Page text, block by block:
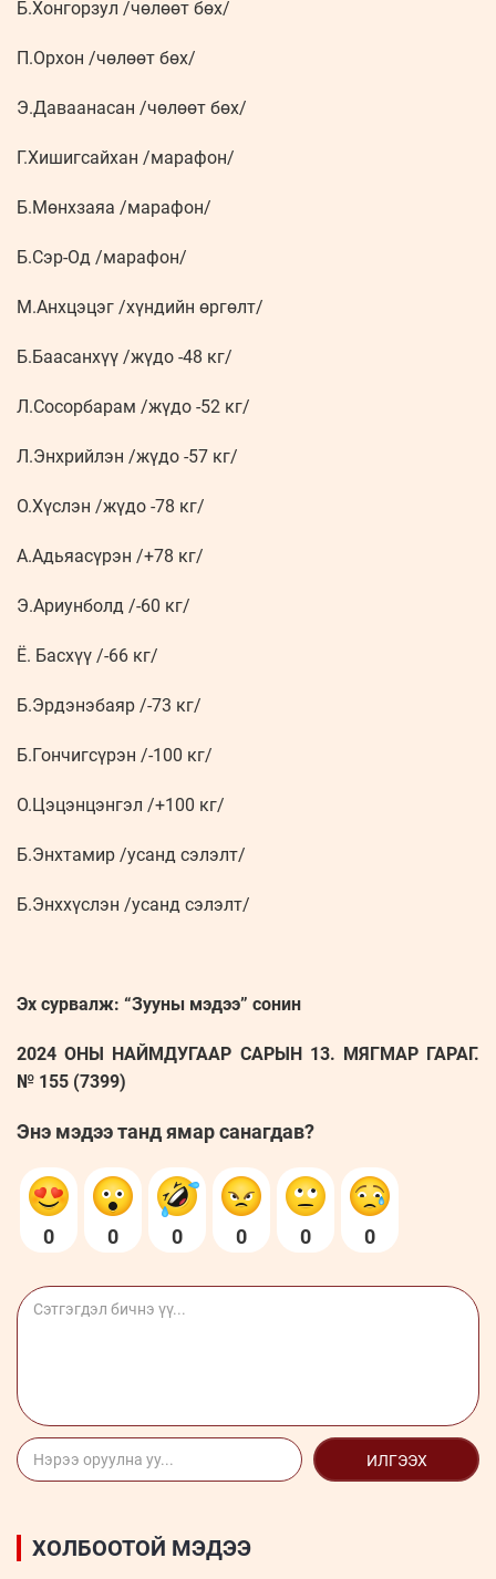
Б.Хонгорзул /чөлөөт бөх/
П.Орхон /чөлөөт бөх/
Э.Даваанасан /чөлөөт бөх/
Г.Хишигсайхан /марафон/
Б.Мөнхзаяа /марафон/
Б.Сэр-Од /марафон/
М.Анхцэцэг /хүндийн өргөлт/
Б.Баасанхүү /жүдо -48 кг/
Л.Сосорбарам /жүдо -52 кг/
Л.Энхрийлэн /жүдо -57 кг/
О.Хүслэн /жүдо -78 кг/
А.Адьяасүрэн /+78 кг/
Э.Ариунболд /-60 кг/
Ё. Басхүү /-66 кг/
Б.Эрдэнэбаяр /-73 кг/
Б.Гончигсүрэн /-100 кг/
О.Цэцэнцэнгэл /+100 кг/
Б.Энхтамир /усанд сэлэлт/
Б.Энххүслэн /усанд сэлэлт/
Эх сурвалж: “Зууны мэдээ” сонин
2024 ОНЫ НАЙМДУГААР САРЫН 13. МЯГМАР ГАРАГ.
№ 155 (7399)
Энэ мэдээ танд ямар санагдав?
0 0 0 0 0 0
ИЛГЭЭХ
ХОЛБООТОЙ МЭДЭЭ